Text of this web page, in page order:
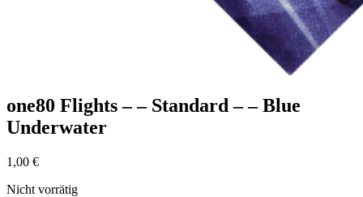
one80 Flights – – Standard – – Blue
Underwater
1,00 €
Nicht vorrätig